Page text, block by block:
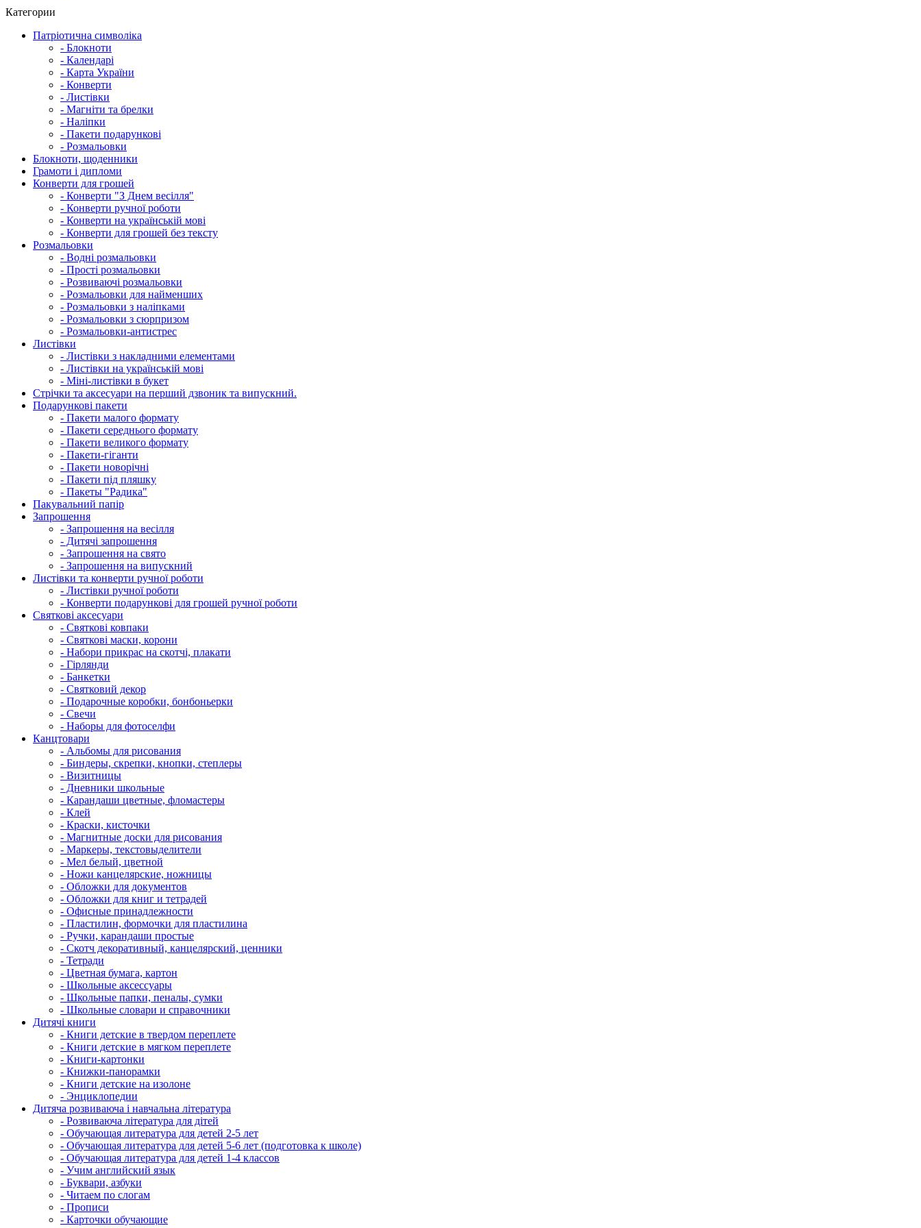
Категории
Патріотична символіка
- Блокноти
- Календарі
- Карта України
- Конверти
- Листівки
- Магніти та брелки
- Наліпки
- Пакети подарункові
- Розмальовки
Блокноти, щоденники
Грамоти і дипломи
Конверти для грошей
- Конверти "З Днем весілля"
- Конверти ручної роботи
- Конверти на українській мові
- Конверти для грошей без тексту
Розмальовки
- Водні розмальовки
- Прості розмальовки
- Розвиваючі розмальовки
- Розмальовки для найменших
- Розмальовки з наліпками
- Розмальовки з сюрпризом
- Розмальовки-антистрес
Листівки
- Листівки з накладними елементами
- Листівки на українській мові
- Міні-листівки в букет
Cтрічки та аксесуари на перший дзвоник та випускний.
Подарункові пакети
- Пакети малого формату
- Пакети середнього формату
- Пакети великого формату
- Пакети-гіганти
- Пакети новорічні
- Пакети під пляшку
- Пакеты "Радика"
Пакувальний папір
Запрошення
- Запрошення на весілля
- Дитячі запрошення
- Запрошення на свято
- Запрошення на випускний
Листівки та конверти ручної роботи
- Листівки ручної роботи
- Конверти подарункові для грошей ручної роботи
Святкові аксесуари
- Святкові ковпаки
- Святкові маски, корони
- Набори прикрас на скотчі, плакати
- Гірлянди
- Банкетки
- Святковий декор
- Подарочные коробки, бонбоньерки
- Свечи
- Наборы для фотоселфи
Канцтовари
- Альбомы для рисования
- Биндеры, скрепки, кнопки, степлеры
- Визитницы
- Дневники школьные
- Карандаши цветные, фломастеры
- Клей
- Краски, кисточки
- Магнитные доски для рисования
- Маркеры, текстовыделители
- Мел белый, цветной
- Ножи канцелярские, ножницы
- Обложки для документов
- Обложки для книг и тетрадей
- Офисные принадлежности
- Пластилин, формочки для пластилина
- Ручки, карандаши простые
- Скотч декоративный, канцелярский, ценники
- Тетради
- Цветная бумага, картон
- Школьные аксессуары
- Школьные папки, пеналы, сумки
- Школьные словари и справочники
Дитячі книги
- Книги детские в твердом переплете
- Книги детские в мягком переплете
- Книги-картонки
- Книжки-панорамки
- Книги детские на изолоне
- Энциклопедии
Дитяча розвиваюча і навчальна література
- Розвиваюча література для дітей
- Обучающая литература для детей 2-5 лет
- Обучающая литература для детей 5-6 лет (подготовка к школе)
- Обучающая литература для детей 1-4 классов
- Учим английский язык
- Буквари, азбуки
- Читаем по слогам
- Прописи
- Карточки обучающие